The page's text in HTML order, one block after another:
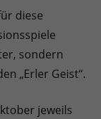
diese
sondern
„Erler Geist“.
jeweils